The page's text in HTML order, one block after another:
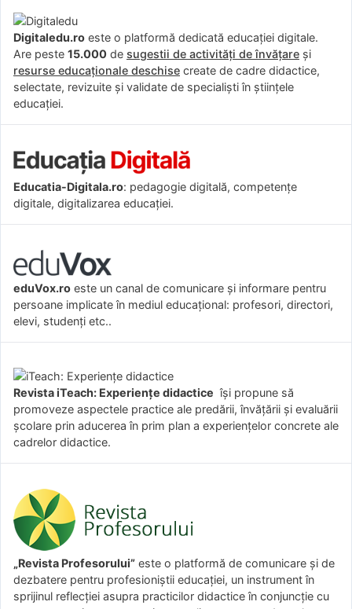
Digitaledu.ro este o platformă dedicată educației digitale.
Are peste 15.000 de sugestii de activități de învățare și
resurse educaționale deschise create de cadre didactice,
selectate, revizuite și validate de specialiști în științele
educației.
Educatia-Digitala.ro: pedagogie digitală, competențe
digitale, digitalizarea educației.
eduVox.ro este un canal de comunicare și informare pentru
persoane implicate în mediul educațional: profesori, directori,
elevi, studenți etc..
Revista iTeach: Experienţe didactice îşi propune să
promoveze aspectele practice ale predării, învăţării şi evaluării
şcolare prin aducerea în prim plan a experienţelor concrete ale
cadrelor didactice.
„Revista Profesorului” este o platformă de comunicare și de
dezbatere pentru profesioniștii educației, un instrument în
sprijinul reflecției asupra practicilor didactice în conjuncție cu